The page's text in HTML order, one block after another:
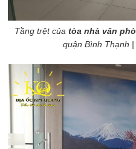
Tầng trệt củatòa nhà văn
quận Bình Thạnh